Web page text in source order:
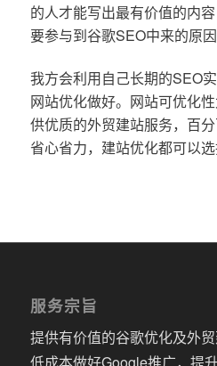
的人才能写出最有价值的内
要参与到谷歌SEO中来的原因
我方会利用自己长期的SEO
网站优化做好。网站可优化
供优质的外贸建站服务，百
省心省力，建站优化都可以选
服务宗旨
提供有价值的谷歌优化及外